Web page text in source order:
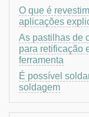
O que é
aplicações
As pastilhas de
para retificação
ferramenta
É possível
soldagem